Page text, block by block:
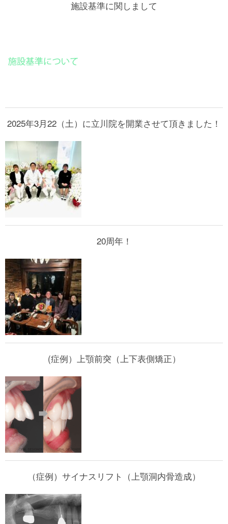
施設基準に関しまして
2025年3月22（土）に立川院を開業させて頂きました！
20周年！
(症例）上顎前突（上下表側矯正）
（症例）サイナスリフト（上顎洞内骨造成）